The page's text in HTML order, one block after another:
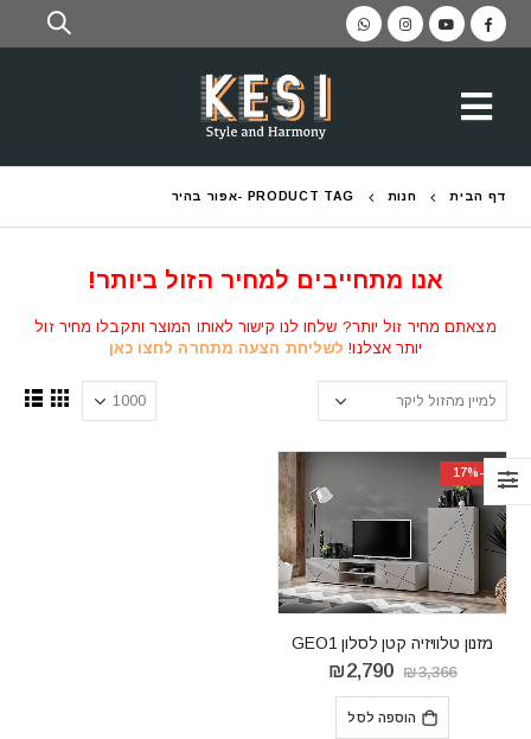
דף הבית חנות PRODUCT TAG - אפור בהיר
אנו מתחייבים למחיר הזול ביותר!
מצאתם מחיר זול יותר? שלחו לנו קישור לאותו המוצר ותקבלו מחיר זול
יותר אצלנו! לשליחת הצעה מתחרה לחצו כאן
-17%
מזנון טלוויזיה קטן לסלון GEO1
₪3,366
המחיר
המקורי
היה:
₪3,366.
₪2,790
הוספה לסל